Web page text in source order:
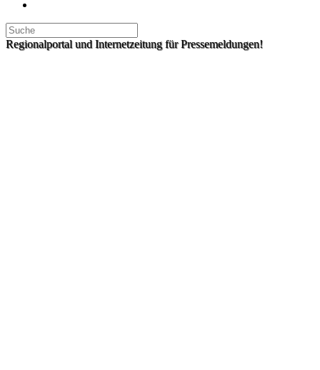
Regionalportal und Internetzeitung für Pressemeldungen!